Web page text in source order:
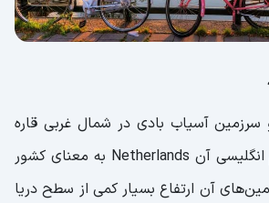
بخریم؟
به صرفه برای بازدید از این
سرزمین آسیاب بادی در شمال غربی قاره
اروپا واقع شده و نام انگلیسی آن Netherlands به معنای کشور
آن ارتفاع بسیار کمی از سطح دریا